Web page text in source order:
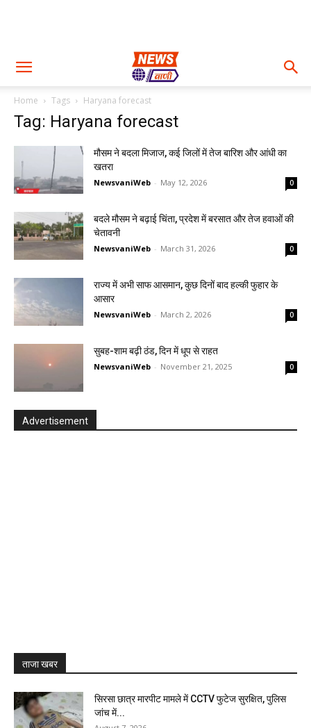
Home Tags Haryana forecast
Tag: Haryana forecast
मौसम ने बदला मिजाज, कई जिलों में तेज बारिश और आंधी का
खतरा
NewsvaniWeb - May 12, 2026 0
बदले मौसम ने बढ़ाई चिंता, प्रदेश में बरसात और तेज हवाओं की
चेतावनी
NewsvaniWeb - March 31, 2026 0
राज्य में अभी साफ आसमान, कुछ दिनों बाद हल्की फुहार के
आसार
NewsvaniWeb - March 2, 2026 0
सुबह-शाम बढ़ी ठंड, दिन में धूप से राहत
NewsvaniWeb - November 21, 2025 0
Advertisement
ताजा खबर
सिरसा छात्र मारपीट मामले में CCTV फुटेज सुरक्षित, पुलिस
जांच में...